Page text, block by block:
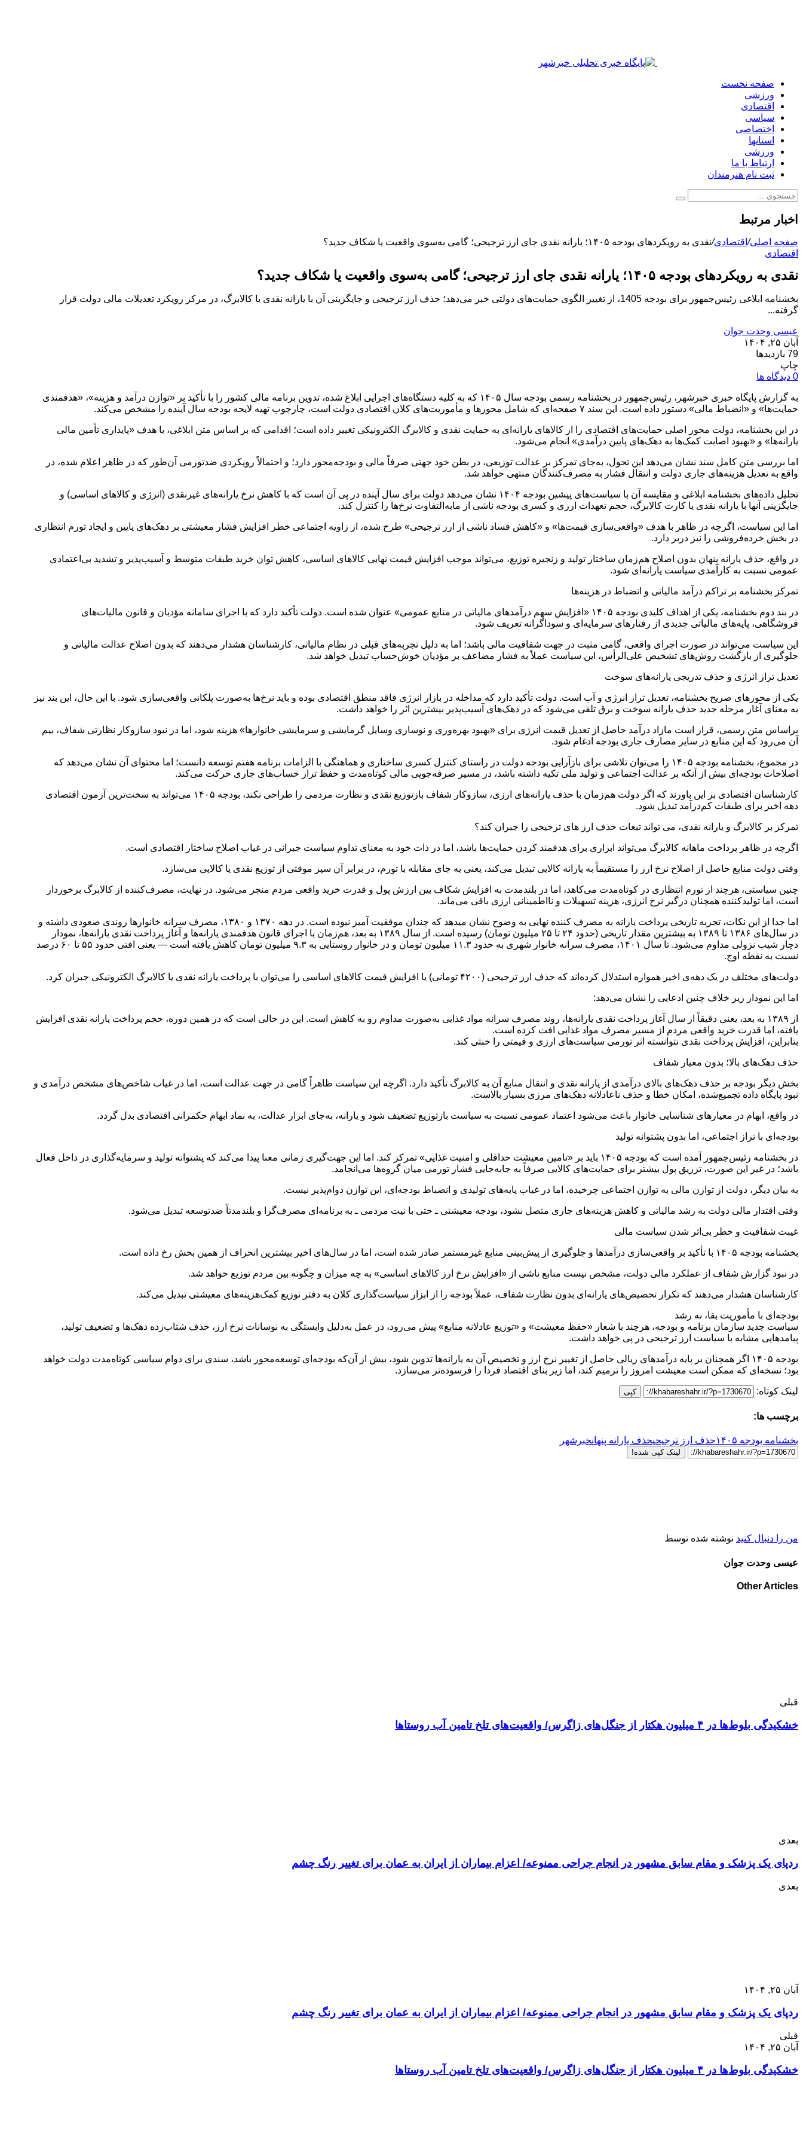
صفحه نخست
ورزشی
اقتصادی
سیاسی
اختصاصی
استانها
ورزشی
ارتباط با ما
ثبت نام هنرمندان
اخبار مرتبط
صفحه اصلی/اقتصادی/نقدی به رویکردهای بودجه ۱۴۰۵؛ یارانه نقدی جای ارز ترجیحی؛ گامی به‌سوی واقعیت یا شکاف جدید؟
اقتصادی
نقدی به رویکردهای بودجه ۱۴۰۵؛ یارانه نقدی جای ارز ترجیحی؛ گامی به‌سوی واقعیت یا شکاف جدید؟
بخشنامه ابلاغی رئیس‌جمهور برای بودجه 1405، از تغییر الگوی حمایت‌های دولتی خبر می‌دهد؛ حذف ارز ترجیحی و جایگزینی آن با یارانه نقدی یا کالابرگ، در مرکز رویکرد تعدیلات مالی دولت قرار
گرفته...
عیسی وحدت جوان
آبان ۲۵, ۱۴۰۴
79 بازدیدها
چاپ
0 دیدگاه ها
به گزارش پایگاه خبری خبرشهر، رئیس‌جمهور در بخشنامه رسمی بودجه سال ۱۴۰۵ که به کلیه دستگاه‌های اجرایی ابلاغ شده، تدوین برنامه مالی کشور را با تأکید بر «توازن درآمد و هزینه»، «هدفمندی
حمایت‌ها» و «انضباط مالی» دستور داده است. این سند ۷ صفحه‌ای که شامل محورها و مأموریت‌های کلان اقتصادی دولت است، چارچوب تهیه لایحه بودجه سال آینده را مشخص می‌کند.
در این بخشنامه، دولت محور اصلی حمایت‌های اقتصادی را از کالاهای یارانه‌ای به حمایت نقدی و کالابرگ الکترونیکی تغییر داده است؛ اقدامی که بر اساس متن ابلاغی، با هدف «پایداری تأمین مالی
یارانه‌ها» و «بهبود اصابت کمک‌ها به دهک‌های پایین درآمدی» انجام می‌شود.
اما بررسی متن کامل سند نشان می‌دهد این تحول، به‌جای تمرکز بر عدالت توزیعی، در بطن خود جهتی صرفاً مالی و بودجه‌محور دارد؛ و احتمالاً رویکردی ضدتورمی آن‌طور که در ظاهر اعلام شده، در
واقع به تعدیل هزینه‌های جاری دولت و انتقال فشار به مصرف‌کنندگان منتهی خواهد شد.
تحلیل داده‌های بخشنامه ابلاغی و مقایسه آن با سیاست‌های پیشین بودجه ۱۴۰۴ نشان می‌دهد دولت برای سال آینده در پی آن است که با کاهش نرخ یارانه‌های غیرنقدی (انرژی و کالاهای اساسی) و
جایگزینی آنها با یارانه نقدی یا کارت کالابرگ، حجم تعهدات ارزی و کسری بودجه ناشی از مابه‌التفاوت نرخ‌ها را کنترل کند.
اما این سیاست، اگرچه در ظاهر با هدف «واقعی‌سازی قیمت‌ها» و «کاهش فساد ناشی از ارز ترجیحی» طرح شده، از زاویه اجتماعی خطر افزایش فشار معیشتی بر دهک‌های پایین و ایجاد تورم انتظاری
در بخش خرده‌فروشی را نیز دربر دارد.
در واقع، حذف یارانه پنهان بدون اصلاح هم‌زمان ساختار تولید و زنجیره توزیع، می‌تواند موجب افزایش قیمت نهایی کالاهای اساسی، کاهش توان خرید طبقات متوسط و آسیب‌پذیر و تشدید بی‌اعتمادی
عمومی نسبت به کارآمدی سیاست یارانه‌ای شود.
تمرکز بخشنامه بر تراکم درآمد مالیاتی و انضباط در هزینه‌ها
در بند دوم بخشنامه، یکی از اهداف کلیدی بودجه ۱۴۰۵ «افزایش سهم درآمدهای مالیاتی در منابع عمومی» عنوان شده است. دولت تأکید دارد که با اجرای سامانه مؤدیان و قانون مالیات‌های
فروشگاهی، پایه‌های مالیاتی جدیدی از رفتارهای سرمایه‌ای و سوداگرانه تعریف شود.
این سیاست می‌تواند در صورت اجرای واقعی، گامی مثبت در جهت شفافیت مالی باشد؛ اما به دلیل تجربه‌های قبلی در نظام مالیاتی، کارشناسان هشدار می‌دهند که بدون اصلاح عدالت مالیاتی و
جلوگیری از بازگشت روش‌های تشخیص علی‌الرأس، این سیاست عملاً به فشار مضاعف بر مؤدیان خوش‌حساب تبدیل خواهد شد.
تعدیل تراز انرژی و حذف تدریجی یارانه‌های سوخت
یکی از محورهای صریح بخشنامه، تعدیل تراز انرژی و آب است. دولت تأکید دارد که مداخله در بازار انرژی فاقد منطق اقتصادی بوده و باید نرخ‌ها به‌صورت پلکانی واقعی‌سازی شود. با این حال، این بند نیز
به معنای آغاز مرحله جدید حذف یارانه سوخت و برق تلقی می‌شود که در دهک‌های آسیب‌پذیر بیشترین اثر را خواهد داشت.
براساس متن رسمی، قرار است مازاد درآمد حاصل از تعدیل قیمت انرژی برای «بهبود بهره‌وری و نوسازی وسایل گرمایشی و سرمایشی خانوارها» هزینه شود، اما در نبود سازوکار نظارتی شفاف، بیم
آن می‌رود که این منابع در سایر مصارف جاری بودجه ادغام شود.
در مجموع، بخشنامه بودجه ۱۴۰۵ را می‌توان تلاشی برای بازآرایی بودجه دولت در راستای کنترل کسری ساختاری و هماهنگی با الزامات برنامه هفتم توسعه دانست؛ اما محتوای آن نشان می‌دهد که
اصلاحات بودجه‌ای بیش از آنکه بر عدالت اجتماعی و تولید ملی تکیه داشته باشد، در مسیر صرفه‌جویی مالی کوتاه‌مدت و حفظ تراز حساب‌های جاری حرکت می‌کند.
کارشناسان اقتصادی بر این باورند که اگر دولت هم‌زمان با حذف یارانه‌های ارزی، سازوکار شفاف بازتوزیع نقدی و نظارت مردمی را طراحی نکند، بودجه ۱۴۰۵ می‌تواند به سخت‌ترین آزمون اقتصادی
دهه اخیر برای طبقات کم‌درآمد تبدیل شود.
تمرکز بر کالابرگ و یارانه نقدی، می تواند تبعات حذف ارز های ترجیحی را جبران کند؟
اگرچه در ظاهر پرداخت ماهانه کالابرگ می‌تواند ابزاری برای هدفمند کردن حمایت‌ها باشد، اما در ذات خود به معنای تداوم سیاست جبرانی در غیاب اصلاح ساختار اقتصادی است.
وقتی دولت منابع حاصل از اصلاح نرخ ارز را مستقیماً به یارانه کالایی تبدیل می‌کند، یعنی به جای مقابله با تورم، در برابر آن سپر موقتی از توزیع نقدی یا کالایی می‌سازد.
چنین سیاستی، هرچند از تورم انتظاری در کوتاه‌مدت می‌کاهد، اما در بلندمدت به افزایش شکاف بین ارزش پول و قدرت خرید واقعی مردم منجر می‌شود. در نهایت، مصرف‌کننده از کالابرگ برخوردار
است، اما تولیدکننده همچنان درگیر نرخ انرژی، هزینه تسهیلات و نااطمینانی ارزی باقی می‌ماند.
اما جدا از این نکات، تجربه تاریخی پرداخت یارانه به مصرف کننده نهایی به وضوح نشان میدهد که چندان موفقیت آمیز نبوده است. در دهه ۱۳۷۰ و ۱۳۸۰، مصرف سرانه خانوارها روندی صعودی داشته و
در سال‌های ۱۳۸۶ تا ۱۳۸۹ به بیشترین مقدار تاریخی (حدود ۲۴ تا ۲۵ میلیون تومان) رسیده است. از سال ۱۳۸۹ به بعد، هم‌زمان با اجرای قانون هدفمندی یارانه‌ها و آغاز پرداخت نقدی یارانه‌ها، نمودار
دچار شیب نزولی مداوم می‌شود. تا سال ۱۴۰۱، مصرف سرانه خانوار شهری به حدود ۱۱.۳ میلیون تومان و در خانوار روستایی به ۹.۳ میلیون تومان کاهش یافته است — یعنی افتی حدود ۵۵ تا ۶۰ درصد
نسبت به نقطه اوج.
دولت‌های مختلف در یک دهه‌ی اخیر همواره استدلال کرده‌اند که حذف ارز ترجیحی (۴۲۰۰ تومانی) یا افزایش قیمت کالاهای اساسی را می‌توان با پرداخت یارانه نقدی یا کالابرگ الکترونیکی جبران کرد.
اما این نمودار زیر خلاف چنین ادعایی را نشان می‌دهد:
از ۱۳۸۹ به بعد، یعنی دقیقاً از سال آغاز پرداخت نقدی یارانه‌ها، روند مصرف سرانه مواد غذایی به‌صورت مداوم رو به کاهش است. این در حالی است که در همین دوره، حجم پرداخت یارانه نقدی افزایش
یافته، اما قدرت خرید واقعی مردم از مسیر مصرف مواد غذایی افت کرده است.
بنابراین، افزایش پرداخت نقدی نتوانسته اثر تورمی سیاست‌های ارزی و قیمتی را خنثی کند.
حذف دهک‌های بالا؛ بدون معیار شفاف
بخش دیگر بودجه بر حذف دهک‌های بالای درآمدی از یارانه نقدی و انتقال منابع آن به کالابرگ تأکید دارد. اگرچه این سیاست ظاهراً گامی در جهت عدالت است، اما در غیاب شاخص‌های مشخص درآمدی و
نبود پایگاه داده تجمیع‌شده، امکان خطا و حذف ناعادلانه دهک‌های مرزی بسیار بالاست.
در واقع، ابهام در معیارهای شناسایی خانوار باعث می‌شود اعتماد عمومی نسبت به سیاست بازتوزیع تضعیف شود و یارانه، به‌جای ابزار عدالت، به نماد ابهام حکمرانی اقتصادی بدل گردد.
بودجه‌ای با تراز اجتماعی، اما بدون پشتوانه تولید
در بخشنامه رئیس‌جمهور آمده است که بودجه ۱۴۰۵ باید بر «تامین معیشت حداقلی و امنیت غذایی» تمرکز کند. اما این جهت‌گیری زمانی معنا پیدا می‌کند که پشتوانه تولید و سرمایه‌گذاری در داخل فعال
باشد؛ در غیر این صورت، تزریق پول بیشتر برای حمایت‌های کالایی صرفاً به جابه‌جایی فشار تورمی میان گروه‌ها می‌انجامد.
به بیان دیگر، دولت از توازن مالی به توازن اجتماعی چرخیده، اما در غیاب پایه‌های تولیدی و انضباط بودجه‌ای، این توازن دوام‌پذیر نیست.
وقتی اقتدار مالی دولت به رشد مالیاتی و کاهش هزینه‌های جاری متصل نشود، بودجه معیشتی ـ حتی با نیت مردمی ـ به برنامه‌ای مصرف‌گرا و بلندمدتاً ضدتوسعه تبدیل می‌شود.
غیبت شفافیت و خطر بی‌اثر شدن سیاست مالی
بخشنامه بودجه ۱۴۰۵ با تأکید بر واقعی‌سازی درآمدها و جلوگیری از پیش‌بینی منابع غیرمستمر صادر شده است، اما در سال‌های اخیر بیشترین انحراف از همین بخش رخ داده است.
در نبود گزارش شفاف از عملکرد مالی دولت، مشخص نیست منابع ناشی از «افزایش نرخ ارز کالاهای اساسی» به چه میزان و چگونه بین مردم توزیع خواهد شد.
کارشناسان هشدار می‌دهند که تکرار تخصیص‌های یارانه‌ای بدون نظارت شفاف، عملاً بودجه را از ابزار سیاست‌گذاری کلان به دفتر توزیع کمک‌هزینه‌های معیشتی تبدیل می‌کند.
بودجه‌ای با مأموریت بقا، نه رشد
سیاست جدید سازمان برنامه و بودجه، هرچند با شعار «حفظ معیشت» و «توزیع عادلانه منابع» پیش می‌رود، در عمل به‌دلیل وابستگی به نوسانات نرخ ارز، حذف شتاب‌زده دهک‌ها و تضعیف تولید،
پیامدهایی مشابه با سیاست ارز ترجیحی در پی خواهد داشت.
بودجه ۱۴۰۵ اگر همچنان بر پایه درآمدهای ریالی حاصل از تغییر نرخ ارز و تخصیص آن به یارانه‌ها تدوین شود، بیش از آن‌که بودجه‌ای توسعه‌محور باشد، سندی برای دوام سیاسی کوتاه‌مدت دولت خواهد
بود؛ نسخه‌ای که ممکن است معیشت امروز را ترمیم کند، اما زیر بنای اقتصاد فردا را فرسوده‌تر می‌سازد.
لینک کوتاه: کپی
برچسب ها:
بخشنامه بودجه ۱۴۰۵ حذف ارز ترجیحیحذف یارانه پنهانخبرشهر
لینک کپی شده!
من را دنبال کنید نوشته شده توسط
عیسی وحدت جوان
Other Articles
قبلی
خشکیدگی بلوط‌ها در ۴ میلیون هکتار از جنگل‌های زاگرس/ واقعیت‌های تلخ تامین آب روستاها
بعدی
ردپای یک پزشک و مقام سابق مشهور در انجام جراحی ممنوعه/ اعزام بیماران از ایران به عمان برای تغییر رنگ چشم
بعدی
آبان ۲۵, ۱۴۰۴
ردپای یک پزشک و مقام سابق مشهور در انجام جراحی ممنوعه/ اعزام بیماران از ایران به عمان برای تغییر رنگ چشم
قبلی
آبان ۲۵, ۱۴۰۴
خشکیدگی بلوط‌ها در ۴ میلیون هکتار از جنگل‌های زاگرس/ واقعیت‌های تلخ تامین آب روستاها